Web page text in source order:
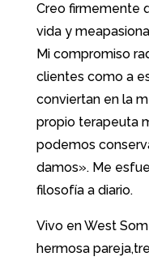
Creo firmemente
vida y
Mi compromiso
clientes como a
conviertan en la
propio terapeuta
podemos
damos». Me
filosofía a diario.
Vivo en West
hermosa